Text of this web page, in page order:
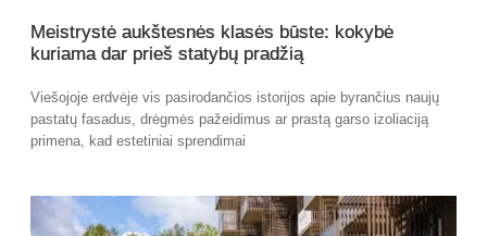
Meistrystė aukštesnės klasės būste: kokybė
kuriama dar prieš statybų pradžią
Viešojoje erdvėje vis pasirodančios istorijos apie byrančius naujų
pastatų fasadus, drėgmės pažeidimus ar prastą garso izoliaciją
primena, kad estetiniai sprendimai